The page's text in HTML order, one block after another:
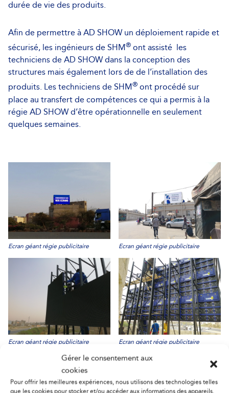
Gérer le consentement aux
cookies
Pour offrir les meilleures expériences, nous utilisons des technologies telles
que les cookies pour stocker et/ou accéder aux informations des appareils.
durée de vie des produits.
Afin de permettre à AD SHOW un déploiement rapide et
sécurisé, les ingénieurs de SHM® ont assisté les
techniciens de AD SHOW dans la conception des
structures mais également lors de de l’installation des
produits. Les techniciens de SHM® ont procédé sur
place au transfert de compétences ce qui a permis à la
régie AD SHOW d’être opérationnelle en seulement
quelques semaines.
Ecran géant régie publicitaire Ecran géant régie publicitaire
Ecran géant régie publicitaire Ecran géant régie publicitaire